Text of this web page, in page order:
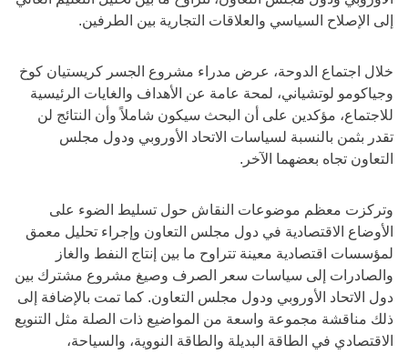
إلى الإصلاح السياسي والعلاقات التجارية بين الطرفين.
خلال اجتماع الدوحة، عرض مدراء مشروع الجسر كريستيان كوخ
وجياكومو لوتشياني، لمحة عامة عن الأهداف والغايات الرئيسية
للاجتماع، مؤكدين على أن البحث سيكون شاملاً وأن النتائج لن
تقدر بثمن بالنسبة لسياسات الاتحاد الأوروبي ودول مجلس
التعاون تجاه بعضهما الآخر.
وتركزت معظم موضوعات النقاش حول تسليط الضوء على
الأوضاع الاقتصادية في دول مجلس التعاون وإجراء تحليل معمق
لمؤسسات اقتصادية معينة تتراوح ما بين إنتاج النفط والغاز
والصادرات إلى سياسات سعر الصرف وصيغ مشروع مشترك بين
دول الاتحاد الأوروبي ودول مجلس التعاون. كما تمت بالإضافة إلى
ذلك مناقشة مجموعة واسعة من المواضيع ذات الصلة مثل التنويع
الاقتصادي في الطاقة البديلة والطاقة النووية، والسياحة،